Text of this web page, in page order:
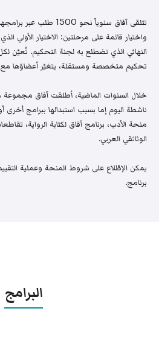
تتلقى آفاق سنوياً نحو
واختيار قائمة على مرحلتين: الاختيار الأولي
النهائي الذي تضطلع به لجنة التحكيم. تُعيّن
تحكيم متخصصة ومستقلة، يتغيّر أعضاؤها
خلال السنوات الماضية، أطلقت آفاق مجموعة
ناشطة اليوم إما بسبب استبدالها ببرامج
منحة الأدب، برنامج آفاق لكتابة الرواية،
الوثائقي العربي.
يمكن الإطّلاع على شروط المنحة وعملية
برنامج.
البرامج